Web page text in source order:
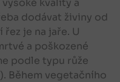
kvality a
dodávat živiny od
je na jaře. U
a poškozené
podle typu růže
Během vegetačního